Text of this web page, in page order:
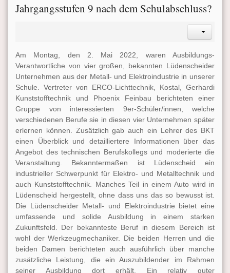
Jahrgangsstufen 9 nach dem Schulabschluss?
Am Montag, den 2. Mai 2022, waren Ausbildungs-
Verantwortliche von vier großen, bekannten Lüdenscheider
Unternehmen aus der Metall- und Elektroindustrie in unserer
Schule. Vertreter von ERCO-Lichttechnik, Kostal, Gerhardi
Kunststofftechnik und Phoenix Feinbau berichteten einer
Gruppe von interessierten 9er-Schüler/innen, welche
verschiedenen Berufe sie in diesen vier Unternehmen später
erlernen können. Zusätzlich gab auch ein Lehrer des BKT
einen Überblick und detailliertere Informationen über das
Angebot des technischen Berufskollegs und moderierte die
Veranstaltung. Bekanntermaßen ist Lüdenscheid ein
industrieller Schwerpunkt für Elektro- und Metalltechnik und
auch Kunststofftechnik. Manches Teil in einem Auto wird in
Lüdenscheid hergestellt, ohne dass uns das so bewusst ist.
Die Lüdenscheider Metall- und Elektroindustrie bietet eine
umfassende und solide Ausbildung in einem starken
Zukunftsfeld. Der bekannteste Beruf in diesem Bereich ist
wohl der Werkzeugmechaniker. Die beiden Herren und die
beiden Damen berichteten auch ausführlich über manche
zusätzliche Leistung, die ein Auszubildender im Rahmen
seiner Ausbildung dort erhält. Ein relativ guter